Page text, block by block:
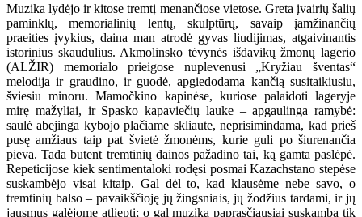
Muzika lydėjo ir kitose tremtį menančiose vietose. Greta įvairių šalių
paminklų, memorialinių lentų, skulptūrų, savaip įamžinančių
praeities įvykius, daina man atrodė gyvas liudijimas, atgaivinantis
istorinius skaudulius. Akmolinsko tėvynės išdavikų žmonų lagerio
(ALŽIR) memorialo prieigose nuplevenusi „Kryžiau šventas“
melodija ir graudino, ir guodė, apgiedodama kančią susitaikiusiu,
šviesiu minoru. Mamočkino kapinėse, kuriose palaidoti lageryje
mirę mažyliai, ir Spasko kapaviečių lauke – apgaulinga ramybė:
saulė abejinga kybojo plačiame skliaute, neprisimindama, kad prieš
pusę amžiaus taip pat švietė žmonėms, kurie guli po šiurenančia
pieva. Tada būtent tremtinių dainos pažadino tai, ką gamta paslėpė.
Repeticijose kiek sentimentaloki rodęsi posmai Kazachstano stepėse
suskambėjo visai kitaip. Gal dėl to, kad klausėme nebe savo, o
tremtinių balso – pavaikščioję jų žingsniais, jų žodžius tardami, ir jų
jausmus galėjome atliepti; o gal muzika paprasčiausiai suskamba tik